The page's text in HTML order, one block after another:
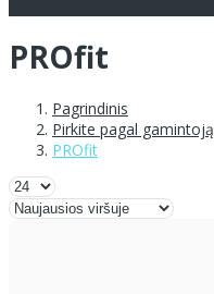
PROfit
Pagrindinis
Pirkite pagal gamintoją
PROfit